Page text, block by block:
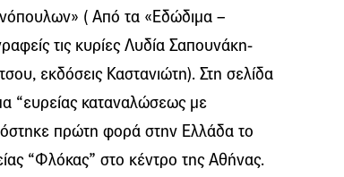
( Από τα «Εδώδιμα –
τις κυρίες Λυδία Σαπουνάκη-
εκδόσεις Καστανιώτη). Στη σελίδα
“ευρείας καταναλώσεως με
πρώτη φορά στην Ελλάδα το
“Φλόκας” στο κέντρο της Αθήνας.